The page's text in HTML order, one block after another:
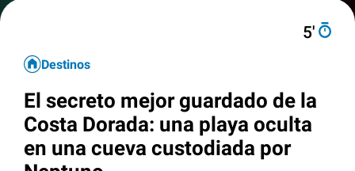
5′
Destinos
El secreto mejor guardado de la
Costa Dorada: una playa oculta
en una cueva custodiada por